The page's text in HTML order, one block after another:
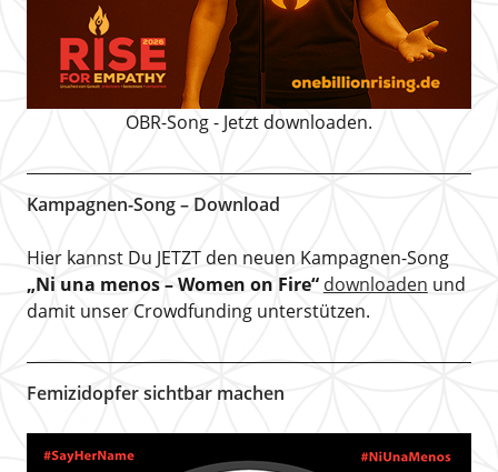
OBR-Song - Jetzt downloaden.
Kampagnen-Song – Download
Hier kannst Du JETZT den neuen Kampagnen-Song
„Ni una menos – Women on Fire“ downloaden und
damit unser Crowdfunding unterstützen.
Femizidopfer sichtbar machen